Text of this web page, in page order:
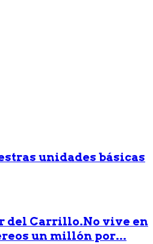
unidades básicas
del Carrillo.No vive en
un millón por...